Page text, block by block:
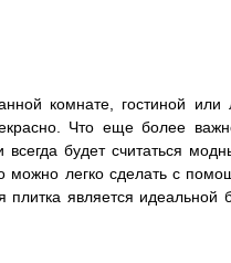
комнате, гостиной
Что еще более
всегда будет считаться
можно легко сделать с
плитка является идеальной